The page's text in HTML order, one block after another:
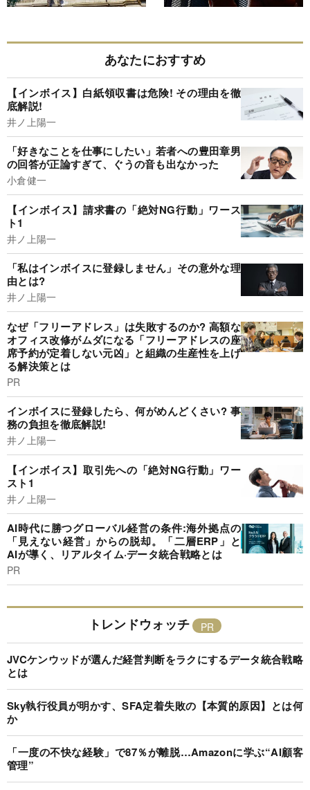
あなたにおすすめ
【インボイス】白紙領収書は危険! その理由を徹
底解説!
井ノ上陽一
「好きなことを仕事にしたい」若者への豊田章男
の回答が正論すぎて、ぐうの音も出なかった
小倉健一
【インボイス】請求書の「絶対NG行動」ワース
ト1
井ノ上陽一
「私はインボイスに登録しません」その意外な理
由とは?
井ノ上陽一
なぜ「フリーアドレス」は失敗するのか? 高額な
オフィス改修がムダになる「フリーアドレスの座
席予約が定着しない元凶」と組織の生産性を上げ
る解決策とは
PR
インボイスに登録したら、何がめんどくさい? 事
務の負担を徹底解説!
井ノ上陽一
【インボイス】取引先への「絶対NG行動」ワー
スト1
井ノ上陽一
AI時代に勝つグローバル経営の条件:海外拠点の
「見えない経営」からの脱却。「二層ERP」と
AIが導く、リアルタイム·データ統合戦略とは
PR
トレンドウォッチ
JVCケンウッドが選んだ経営判断をラクにするデータ統合戦略
とは
Sky執行役員が明かす、SFA定着失敗の【本質的原因】とは何
か
「一度の不快な経験」で87％が離脱…Amazonに学ぶ“AI顧客
管理”